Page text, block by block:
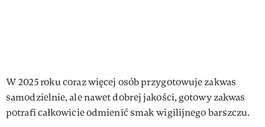
W 2025 roku coraz więcej osób przygotowuje zakwas
samodzielnie, ale nawet dobrej jakości, gotowy zakwas
potrafi całkowicie odmienić smak wigilijnego barszczu.